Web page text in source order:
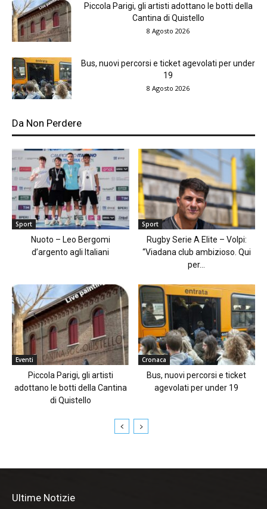
Piccola Parigi, gli artisti adottano le botti della
Cantina di Quistello
8 Agosto 2026
Bus, nuovi percorsi e ticket agevolati per under
19
8 Agosto 2026
Da Non Perdere
Sport
Nuoto – Leo Bergomi
d’argento agli Italiani
Sport
Rugby Serie A Elite – Volpi:
“Viadana club ambizioso. Qui
per...
Eventi
Piccola Parigi, gli artisti
adottano le botti della Cantina
di Quistello
Cronaca
Bus, nuovi percorsi e ticket
agevolati per under 19
Ultime Notizie